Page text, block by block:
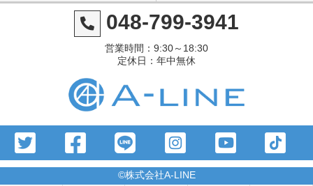
048-799-3941
営業時間：9:30～18:30
定休日：年中無休
©株式会社A-LINE